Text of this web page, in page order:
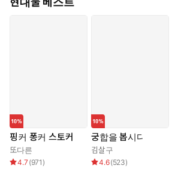
핑커 퐁커 스토커
또다른
4.7 (971 )
궁합을 봅시다
김살구
4.6(523)